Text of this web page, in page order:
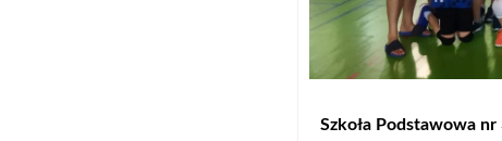
Szkoła Podstawowa nr